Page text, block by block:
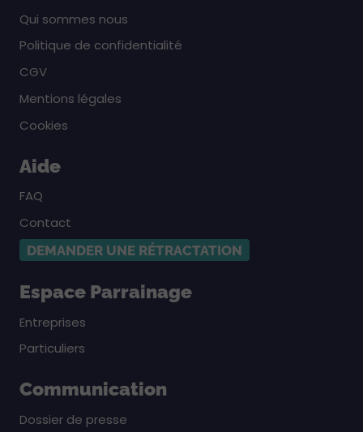
Qui sommes nous
Politique de confidentialité
CGV
Mentions légales
Cookies
Aide
FAQ
Contact
DEMANDER UNE RÉTRACTATION
Espace Parrainage
Entreprises
Particuliers
Communication
Dossier de presse